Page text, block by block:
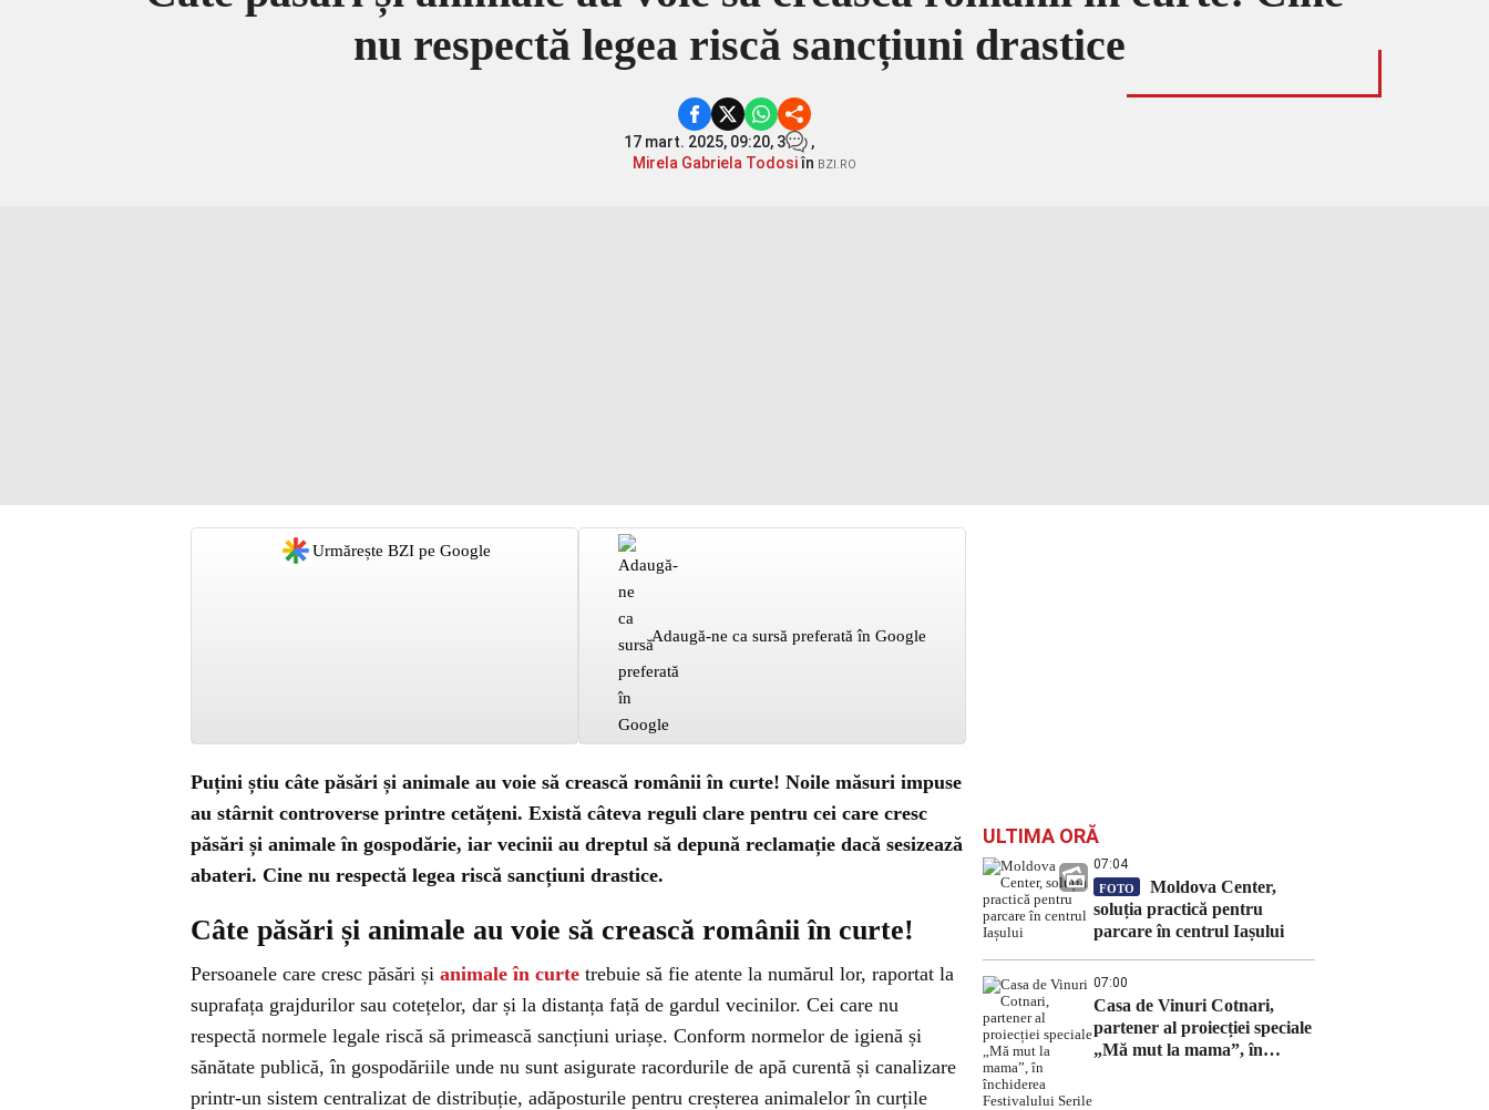
nu respectă legea riscă sancțiuni drastice
17 mart. 2025, 09:20, 3
,
Mirela Gabriela Todosiîn BZI.RO
Urmărește BZI pe Google
Adaugă-ne ca sursă preferată în Google
Puțini știu câte păsări și animale au voie să crească românii în curte! Noile măsuri impuse
au stârnit controverse printre cetățeni. Există câteva reguli clare pentru cei care cresc
păsări și animale în gospodărie, iar vecinii au dreptul să depună reclamație dacă sesizează
abateri. Cine nu respectă legea riscă sancțiuni drastice.
Câte păsări și animale au voie să crească românii în curte!
Persoanele care cresc păsări și animale în curte trebuie să fie atente la numărul lor, raportat la
suprafața grajdurilor sau cotețelor, dar și la distanța față de gardul vecinilor. Cei care nu
respectă normele legale riscă să primească sancțiuni uriașe. Conform normelor de igienă și
sănătate publică, în gospodăriile unde nu sunt asigurate racordurile de apă curentă și canalizare
printr-un sistem centralizat de distribuție, adăposturile pentru creșterea animalelor în curțile
ULTIMA ORĂ
07:04
FOTO
Moldova Center,
soluția practică pentru
parcare în centrul Iașului
07:00
Casa de Vinuri Cotnari,
partener al proiecției speciale
„Mă mut la mama”, în